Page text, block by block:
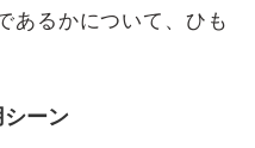
あるかについて、ひも
ーン